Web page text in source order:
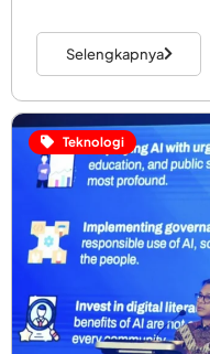
Selengkapnya
Teknologi